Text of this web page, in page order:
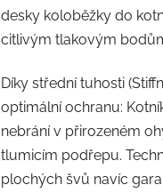
desky koloběžky do
citlivým tlakovým
Díky střední tuhosti
optimální ochranu:
nebrání v přirozeném
tlumicím podřepu.
plochých švů navíc